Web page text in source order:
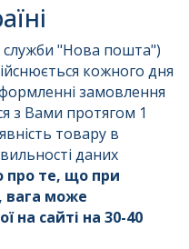
служби "Нова пошта")
кожного дня
замовлення
з Вами протягом 1
товару в
даних
те, що при
вага може
на сайті на 30-40